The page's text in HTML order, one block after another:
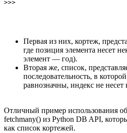
Первая из них, кортеж,
где позиция элемента несет
элемент — год).
Вторая же, список,
последовательность, в
равнозначны, индекс не несет
Отличный пример использования
fetchmany() из Python DB API,
как список кортежей.